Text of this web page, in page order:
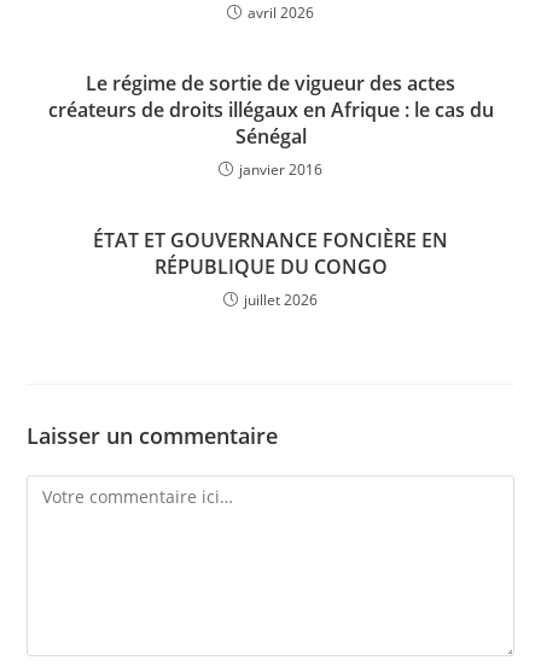
avril 2026
Le régime de sortie de vigueur des actes
créateurs de droits illégaux en Afrique : le cas du
Sénégal
janvier 2016
ÉTAT ET GOUVERNANCE FONCIÈRE EN
RÉPUBLIQUE DU CONGO
juillet 2026
Laisser un commentaire